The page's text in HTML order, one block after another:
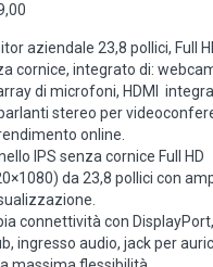
aziendale 23,8 pollici, Full
cornice, integrato di: webcam
di microfoni, HDMI
stereo per
online.
IPS senza cornice Full HD
da 23,8 pollici con
connettività con DisplayPort,
ingresso audio, jack per